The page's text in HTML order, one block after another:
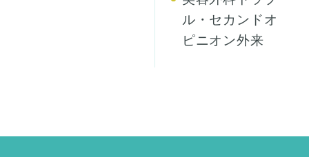
ル・セカンドオ
ピニオン外来